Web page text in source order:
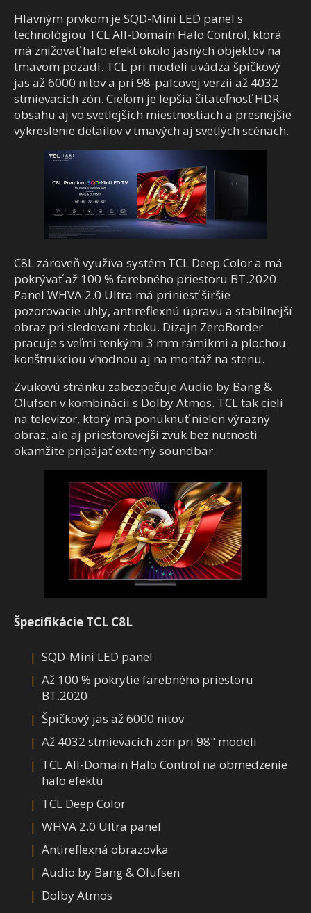
Hlavným prvkom je SQD-Mini LED panel s
technológiou TCL All-Domain Halo Control, ktorá
má znižovať halo efekt okolo jasných objektov na
tmavom pozadí. TCL pri modeli uvádza špičkový
jas až 6000 nitov a pri 98-palcovej verzii až 4032
stmievacích zón. Cieľom je lepšia čitateľnosť HDR
obsahu aj vo svetlejších miestnostiach a presnejšie
vykreslenie detailov v tmavých aj svetlých scénach.
C8L zároveň využíva systém TCL Deep Color a má
pokrývať až 100 % farebného priestoru BT.2020.
Panel WHVA 2.0 Ultra má priniesť širšie
pozorovacie uhly, antireflexnú úpravu a stabilnejší
obraz pri sledovaní zboku. Dizajn ZeroBorder
pracuje s veľmi tenkými 3 mm rámikmi a plochou
konštrukciou vhodnou aj na montáž na stenu.
Zvukovú stránku zabezpečuje Audio by Bang &
Olufsen v kombinácii s Dolby Atmos. TCL tak cieli
na televízor, ktorý má ponúknuť nielen výrazný
obraz, ale aj priestorovejší zvuk bez nutnosti
okamžite pripájať externý soundbar.
Špecifikácie TCL C8L
SQD-Mini LED panel
Až 100 % pokrytie farebného priestoru
BT.2020
Špičkový jas až 6000 nitov
Až 4032 stmievacích zón pri 98" modeli
TCL All-Domain Halo Control na obmedzenie
halo efektu
TCL Deep Color
WHVA 2.0 Ultra panel
Antireflexná obrazovka
Audio by Bang & Olufsen
Dolby Atmos